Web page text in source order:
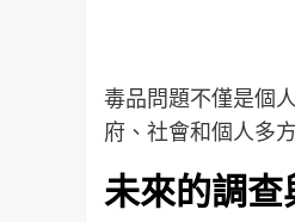
毒品問題不僅是個
府、社會和個人多
未來的調查